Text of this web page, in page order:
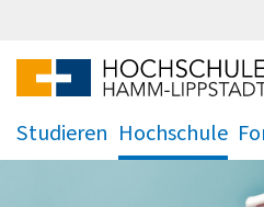
Studieren
.
Hochschule
. .